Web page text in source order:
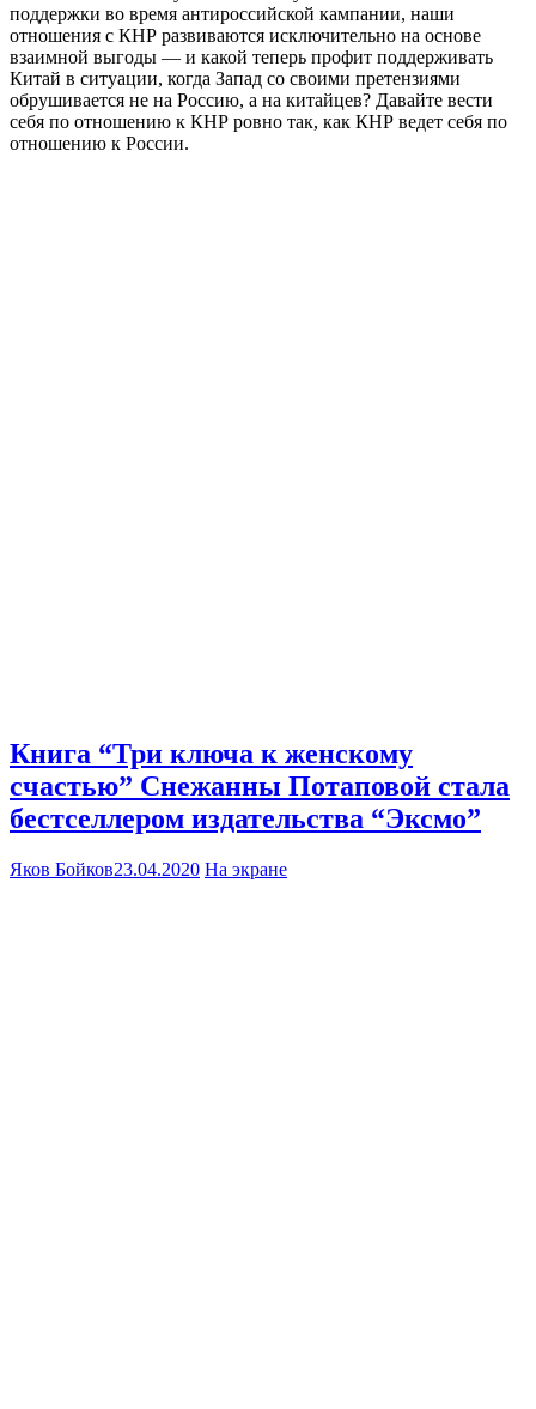
поддержки во время антироссийской кампании, наши
отношения с КНР развиваются исключительно на основе
взаимной выгоды — и какой теперь профит поддерживать
Китай в ситуации, когда Запад со своими претензиями
обрушивается не на Россию, а на китайцев? Давайте вести
себя по отношению к КНР ровно так, как КНР ведет себя по
отношению к России.
Книга “Три ключа к женскому
счастью” Снежанны Потаповой стала
бестселлером издательства “Эксмо”
Яков Бойков23.04.2020 На экране